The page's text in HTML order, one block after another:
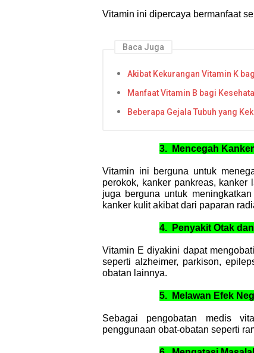
Vitamin ini dipercaya bermanfaat
Baca Juga
Akibat Kekurangan Vitamin K
Manfaat Vitamin B bagi
Beberapa Gejala Tubuh yang
3. Mencegah Kanker
Vitamin ini berguna untuk
perokok, kanker pankreas,
juga berguna untuk
kanker kulit akibat dari paparan
4. Penyakit Otak
Vitamin E diyakini dapat
seperti alzheimer, parkison,
obatan lainnya.
5. Melawan Efek
Sebagai pengobatan medis
penggunaan obat-obatan seperti